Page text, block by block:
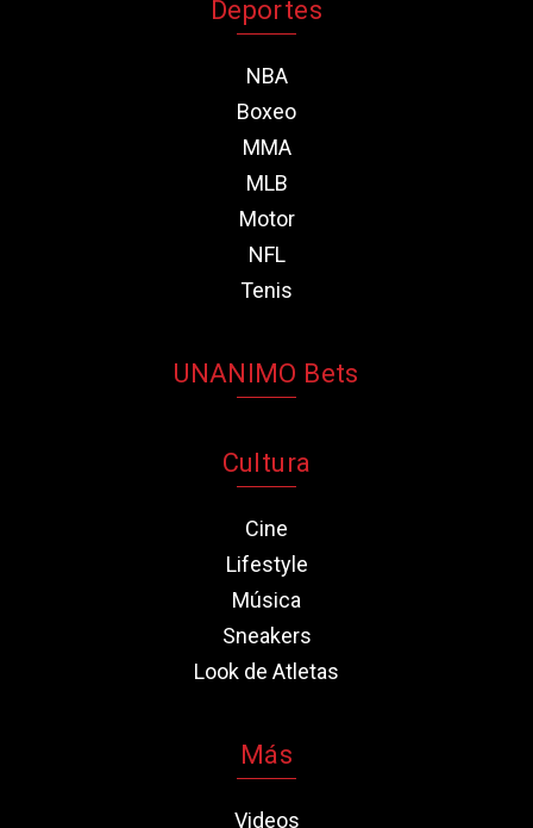
Deportes
NBA
Boxeo
MMA
MLB
Motor
NFL
Tenis
UNANIMO Bets
Cultura
Cine
Lifestyle
Música
Sneakers
Look de Atletas
Más
Videos